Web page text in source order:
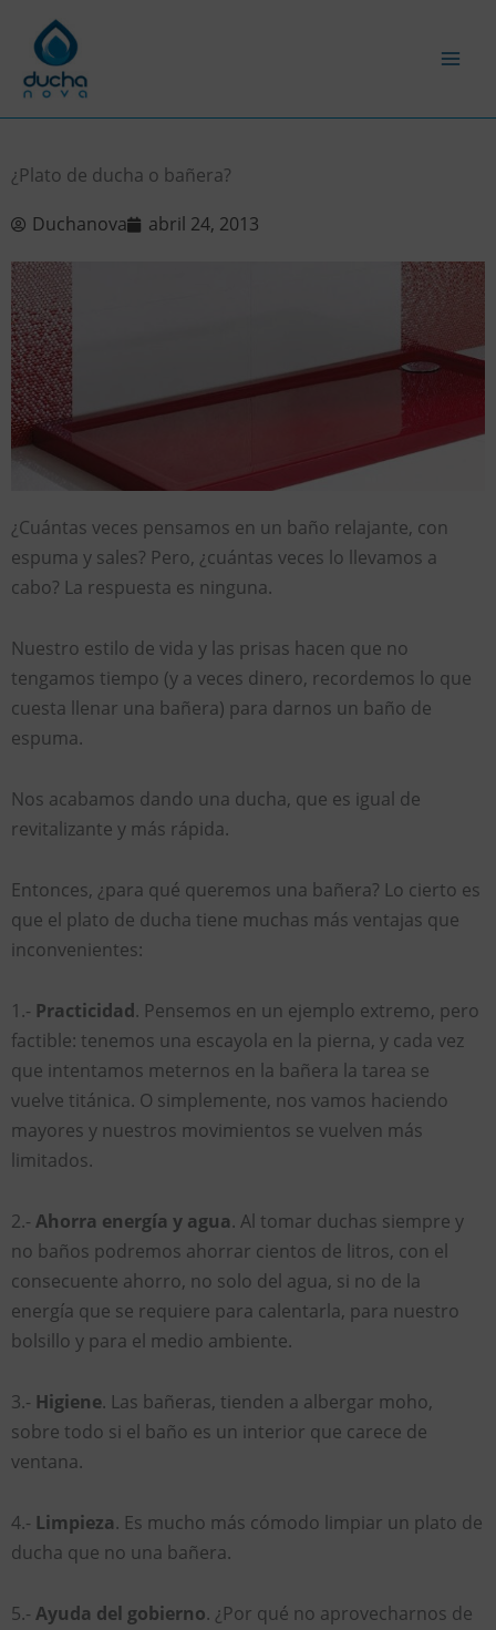
contenido
¿Plato de ducha o bañera?
Duchanova
abril 24, 2013
¿Cuántas veces pensamos en un baño relajante, con
espuma y sales? Pero, ¿cuántas veces lo llevamos a
cabo? La respuesta es ninguna.
Nuestro estilo de vida y las prisas hacen que no
tengamos tiempo (y a veces dinero, recordemos lo que
cuesta llenar una bañera) para darnos un baño de
espuma.
Nos acabamos dando una ducha, que es igual de
revitalizante y más rápida.
Entonces, ¿para qué queremos una bañera? Lo cierto es
que el plato de ducha tiene muchas más ventajas que
inconvenientes:
1.- Practicidad. Pensemos en un ejemplo extremo, pero
factible: tenemos una escayola en la pierna, y cada vez
que intentamos meternos en la bañera la tarea se
vuelve titánica. O simplemente, nos vamos haciendo
mayores y nuestros movimientos se vuelven más
limitados.
2.- Ahorra energía y agua. Al tomar duchas siempre y
no baños podremos ahorrar cientos de litros, con el
consecuente ahorro, no solo del agua, si no de la
energía que se requiere para calentarla, para nuestro
bolsillo y para el medio ambiente.
3.- Higiene. Las bañeras, tienden a albergar moho,
sobre todo si el baño es un interior que carece de
ventana.
4.- Limpieza. Es mucho más cómodo limpiar un plato de
ducha que no una bañera.
5.- Ayuda del gobierno. ¿Por qué no aprovecharnos de